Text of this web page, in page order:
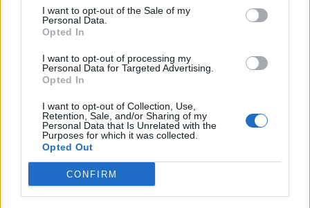
I want to opt-out of the Sale of my
Personal Data.
Opted In
I want to opt-out of processing my
Personal Data for Targeted Advertising.
Opted In
I want to opt-out of Collection, Use,
Retention, Sale, and/or Sharing of my
Personal Data that Is Unrelated with the
Purposes for which it was collected.
Opted Out
CONFIRM
Zpravodajství